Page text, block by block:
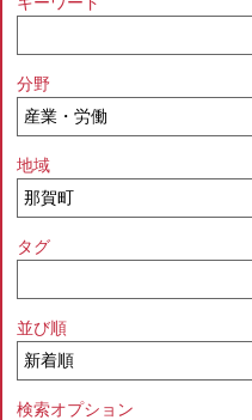
分野
地域
タグ
並び順
検索オプション